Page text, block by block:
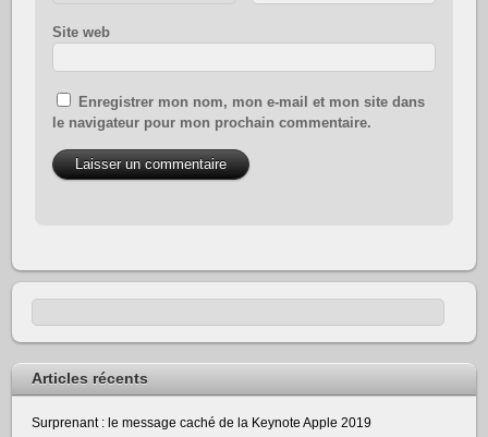
Site web
Enregistrer mon nom, mon e-mail et mon site dans
le navigateur pour mon prochain commentaire.
Articles récents
Surprenant : le message caché de la Keynote Apple 2019